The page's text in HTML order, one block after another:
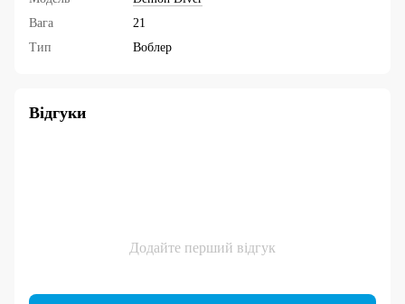
Вага
21
Тип
Воблер
Відгуки
Додайте перший відгук